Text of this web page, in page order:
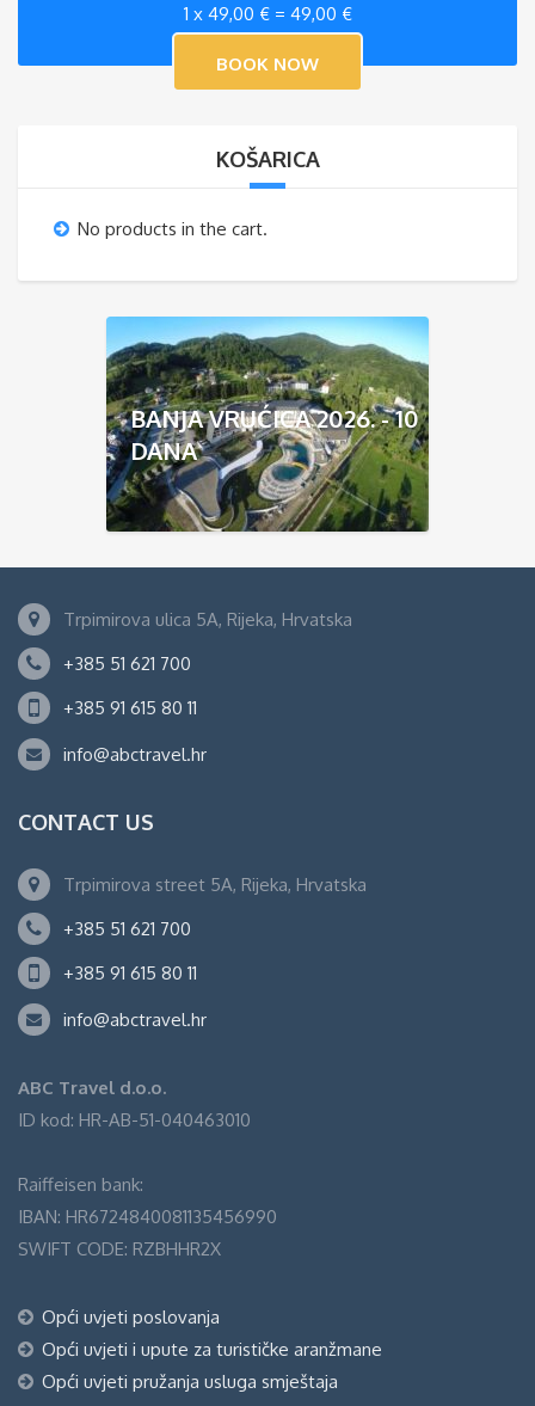
1 x 49,00 €= 49,00 €
KOŠARICA
No products in the cart.
BANJA VRUĆICA 2026. - 10
DANA
Trpimirova ulica 5A, Rijeka, Hrvatska
+385 51 621 700
+385 91 615 80 11
info@abctravel.hr
CONTACT US
Trpimirova street 5A, Rijeka, Hrvatska
+385 51 621 700
+385 91 615 80 11
info@abctravel.hr
ABC Travel d.o.o.
ID kod: HR-AB-51-040463010
Raiffeisen bank:
IBAN: HR6724840081135456990
SWIFT CODE: RZBHHR2X
Opći uvjeti poslovanja
Opći uvjeti i upute za turističke aranžmane
Opći uvjeti pružanja usluga smještaja